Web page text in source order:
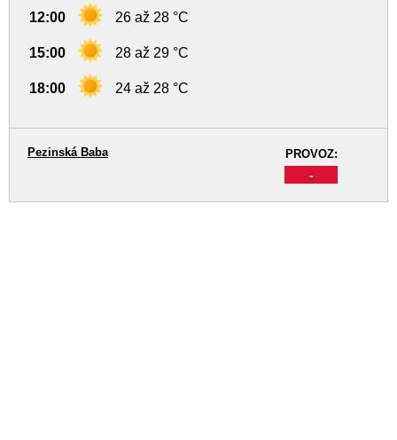
12:00 26 až 28 °C
15:00 28 až 29 °C
18:00 24 až 28 °C
PROVOZ:
-
Pezinská Baba